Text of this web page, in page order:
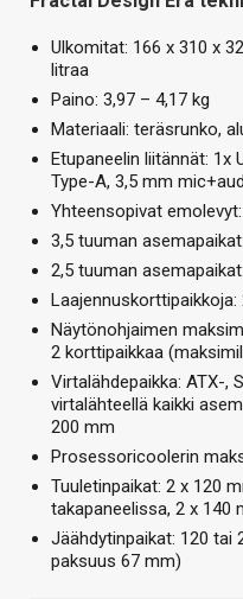
Ulkomitat: 166 x 310 x
litraa
Paino: 3,97 – 4,17 kg
Materiaali: teräsrunko,
Etupaneelin liitännät: 1x
Type-A, 3,5 mm
Yhteensopivat
3,5 tuuman
2,5 tuuman
Laajennuskorttipaikkoja:
Näytönohjaimen
2 korttipaikkaa
Virtalähdepaikka: ATX-,
virtalähteellä kaikki
200 mm
Prosessoricoolerin
Tuuletinpaikat: 2 x 120
takapaneelissa, 2 x 140
Jäähdytinpaikat: 120 tai
paksuus 67 mm)